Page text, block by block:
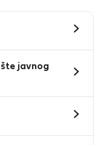
javnog